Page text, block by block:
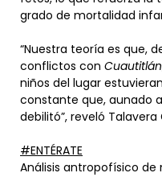
grado de mortalidad
“Nuestra teoría es que,
conflictos con Cuautitlán
niños del lugar
constante que, aunado
debilitó”, reveló Talavera
#ENTÉRATE
Análisis antropofísico de